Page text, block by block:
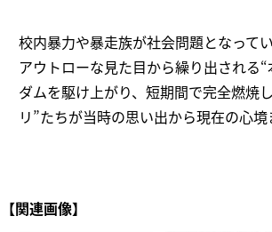
校内暴力や暴走族が社会問題となって
アウトローな見た目から繰り出され
ダムを駆け上がり、短期間で完全燃焼
リ”たちが当時の思い出から現在の心
【関連画像】